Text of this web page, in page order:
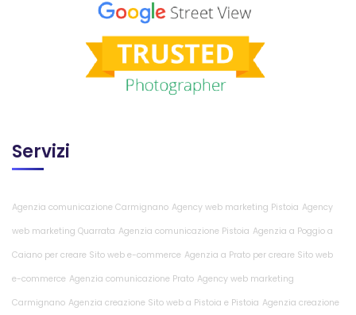
Servizi
Agenzia comunicazione Carmignano Agency web marketing Pistoia Agency
web marketing Quarrata Agenzia comunicazione Pistoia Agenzia a Poggio a
Caiano per creare Sito web e-commerce Agenzia a Prato per creare Sito web
e-commerce Agenzia comunicazione Prato Agency web marketing
Carmignano Agenzia creazione Sito web a Pistoia e Pistoia Agenzia creazione